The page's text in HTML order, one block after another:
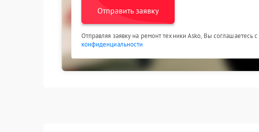
Отправить заявку
Отправляя заявку на ремонт техники Asko, Вы соглашаетесь с
конфиденциальности